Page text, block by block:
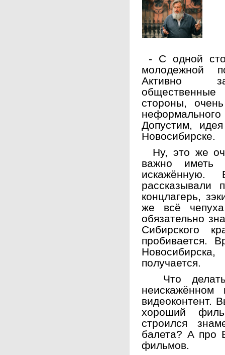
- С одной
молодежной
Активно
стороны,
Допустим,
Новосибирске.
Ну, это же
важно иметь
рассказывали
концлагерь,
же всё
обязательно
Сибирского
пробивается.
получается.
Что делать
видеоконтент.
хороший
строился
балета? А про
фильмов.